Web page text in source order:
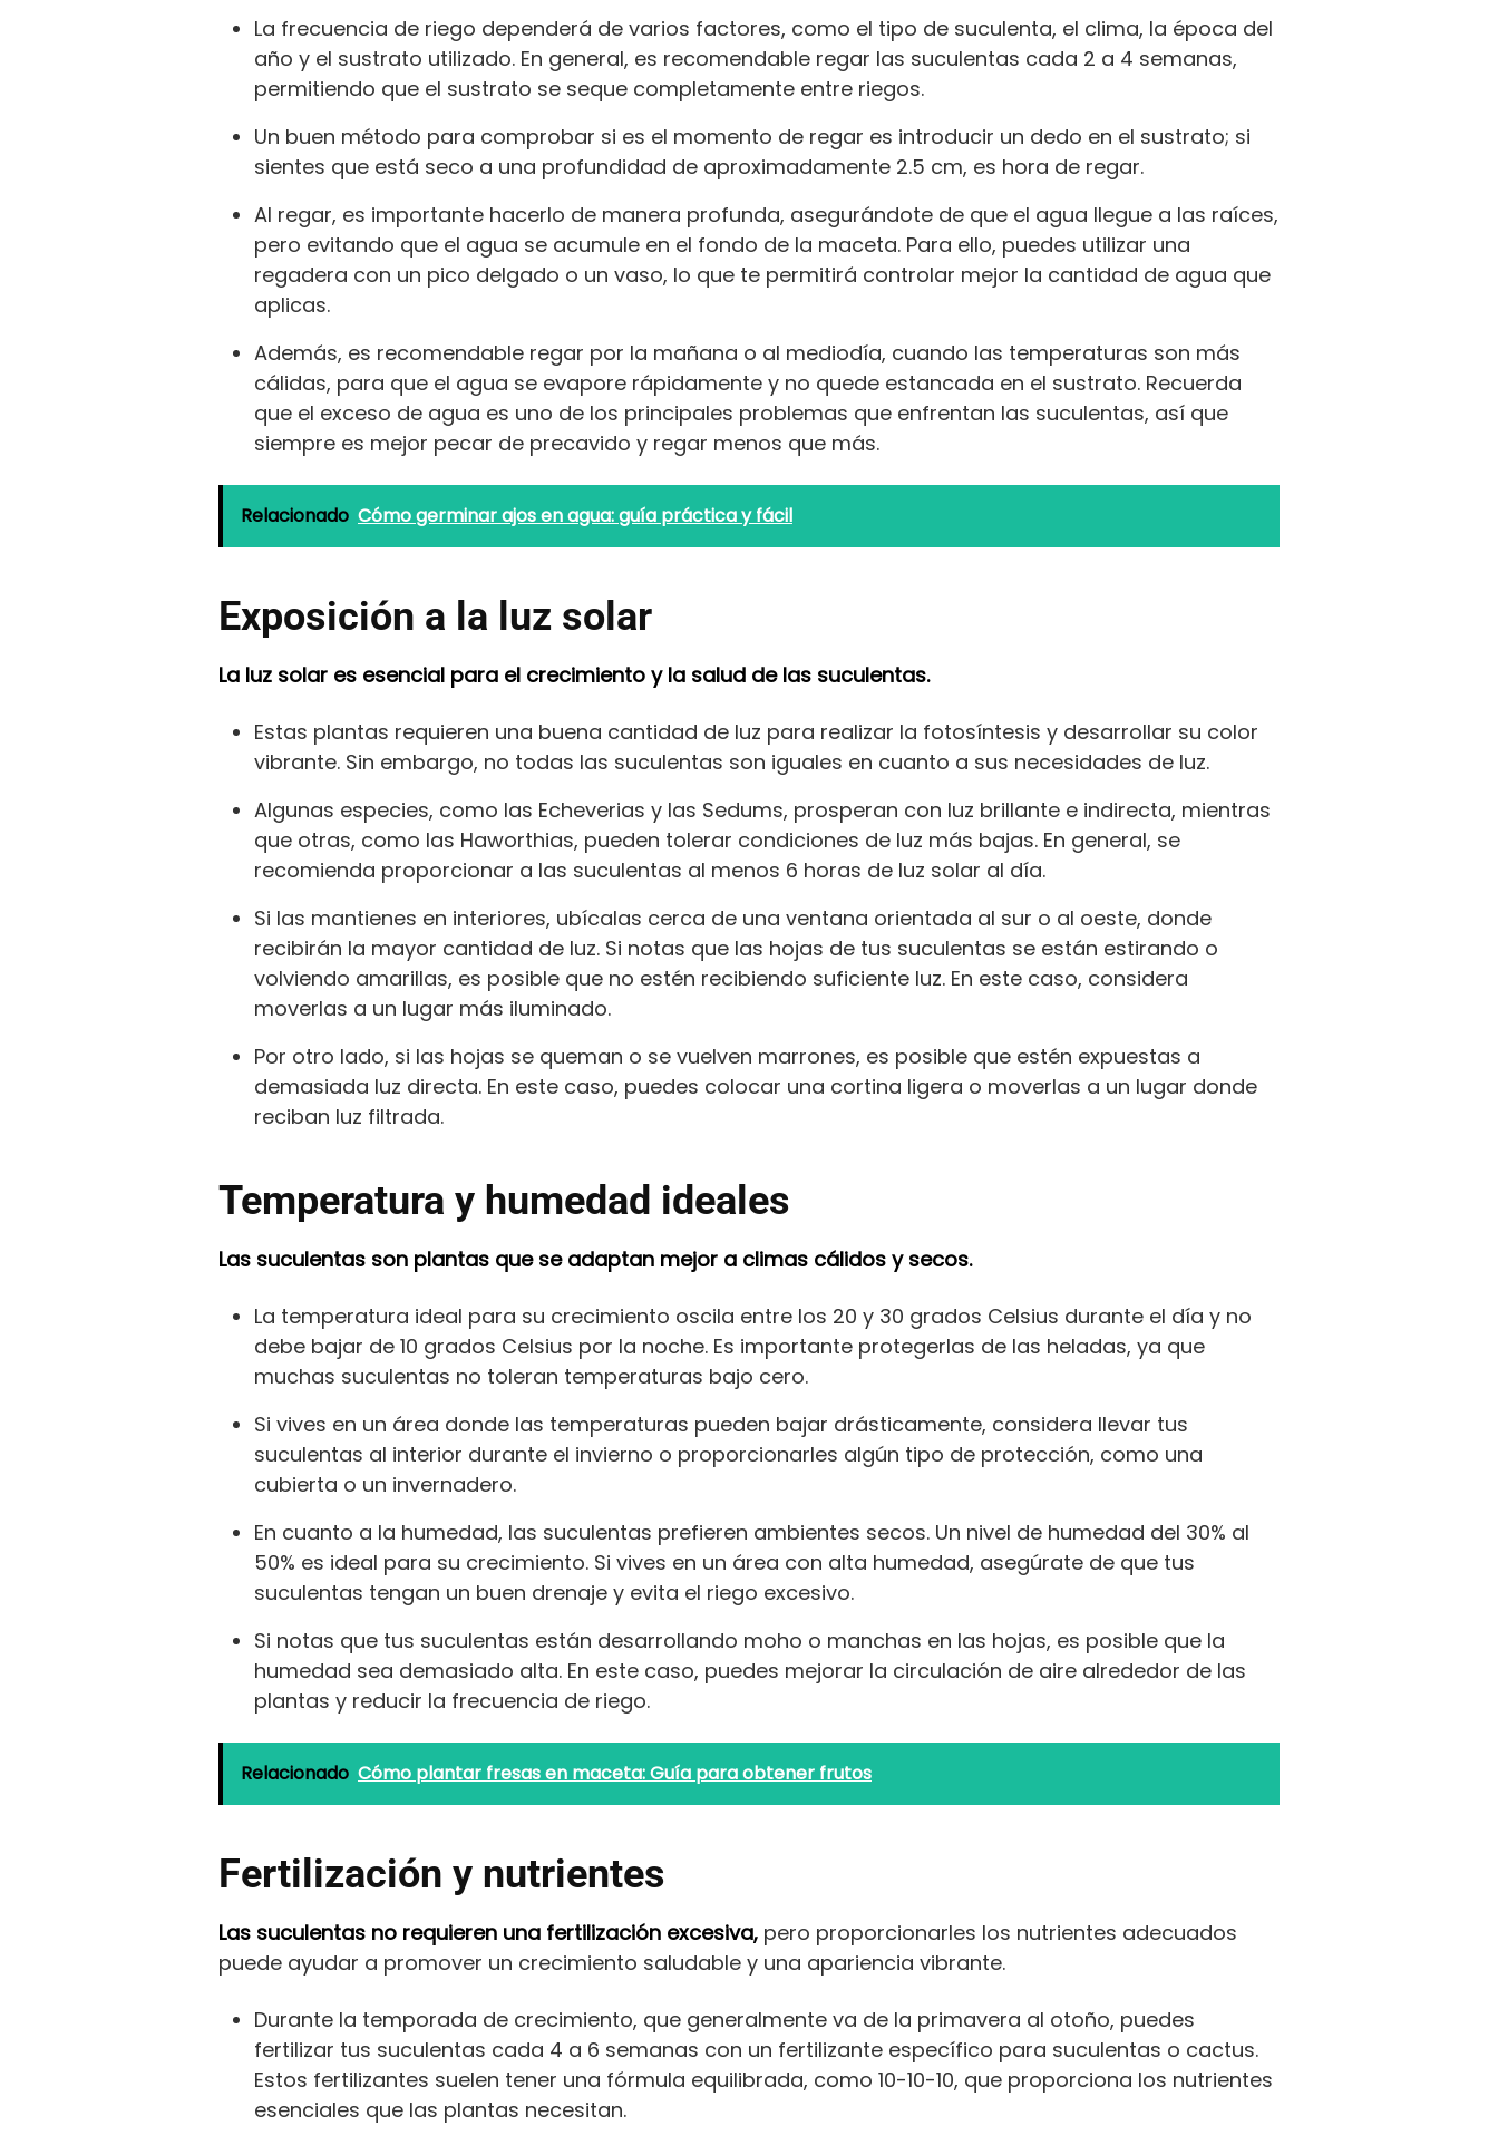
La frecuencia de riego dependerá de varios factores, como el tipo de suculenta, el clima, la época del
año y el sustrato utilizado. En general, es recomendable regar las suculentas cada 2 a 4 semanas,
permitiendo que el sustrato se seque completamente entre riegos.
Un buen método para comprobar si es el momento de regar es introducir un dedo en el sustrato; si
sientes que está seco a una profundidad de aproximadamente 2.5 cm, es hora de regar.
Al regar, es importante hacerlo de manera profunda, asegurándote de que el agua llegue a las raíces,
pero evitando que el agua se acumule en el fondo de la maceta. Para ello, puedes utilizar una
regadera con un pico delgado o un vaso, lo que te permitirá controlar mejor la cantidad de agua que
aplicas.
Además, es recomendable regar por la mañana o al mediodía, cuando las temperaturas son más
cálidas, para que el agua se evapore rápidamente y no quede estancada en el sustrato. Recuerda
que el exceso de agua es uno de los principales problemas que enfrentan las suculentas, así que
siempre es mejor pecar de precavido y regar menos que más.
Relacionado Cómo germinar ajos en agua: guía práctica y fácil
Exposición a la luz solar
La luz solar es esencial para el crecimiento y la salud de las suculentas.
Estas plantas requieren una buena cantidad de luz para realizar la fotosíntesis y desarrollar su color
vibrante. Sin embargo, no todas las suculentas son iguales en cuanto a sus necesidades de luz.
Algunas especies, como las Echeverias y las Sedums, prosperan con luz brillante e indirecta, mientras
que otras, como las Haworthias, pueden tolerar condiciones de luz más bajas. En general, se
recomienda proporcionar a las suculentas al menos 6 horas de luz solar al día.
Si las mantienes en interiores, ubícalas cerca de una ventana orientada al sur o al oeste, donde
recibirán la mayor cantidad de luz. Si notas que las hojas de tus suculentas se están estirando o
volviendo amarillas, es posible que no estén recibiendo suficiente luz. En este caso, considera
moverlas a un lugar más iluminado.
Por otro lado, si las hojas se queman o se vuelven marrones, es posible que estén expuestas a
demasiada luz directa. En este caso, puedes colocar una cortina ligera o moverlas a un lugar donde
reciban luz filtrada.
Temperatura y humedad ideales
Las suculentas son plantas que se adaptan mejor a climas cálidos y secos.
La temperatura ideal para su crecimiento oscila entre los 20 y 30 grados Celsius durante el día y no
debe bajar de 10 grados Celsius por la noche. Es importante protegerlas de las heladas, ya que
muchas suculentas no toleran temperaturas bajo cero.
Si vives en un área donde las temperaturas pueden bajar drásticamente, considera llevar tus
suculentas al interior durante el invierno o proporcionarles algún tipo de protección, como una
cubierta o un invernadero.
En cuanto a la humedad, las suculentas prefieren ambientes secos. Un nivel de humedad del 30% al
50% es ideal para su crecimiento. Si vives en un área con alta humedad, asegúrate de que tus
suculentas tengan un buen drenaje y evita el riego excesivo.
Si notas que tus suculentas están desarrollando moho o manchas en las hojas, es posible que la
humedad sea demasiado alta. En este caso, puedes mejorar la circulación de aire alrededor de las
plantas y reducir la frecuencia de riego.
Relacionado Cómo plantar fresas en maceta: Guía para obtener frutos
Fertilización y nutrientes
Las suculentas no requieren una fertilización excesiva, pero proporcionarles los nutrientes adecuados
puede ayudar a promover un crecimiento saludable y una apariencia vibrante.
Durante la temporada de crecimiento, que generalmente va de la primavera al otoño, puedes
fertilizar tus suculentas cada 4 a 6 semanas con un fertilizante específico para suculentas o cactus.
Estos fertilizantes suelen tener una fórmula equilibrada, como 10-10-10, que proporciona los nutrientes
esenciales que las plantas necesitan.